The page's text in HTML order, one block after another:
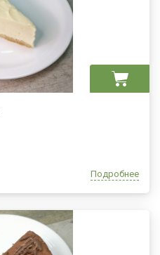
Подробнее